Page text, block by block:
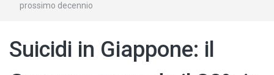
prossimo decennio
Suicidi in Giappone: il